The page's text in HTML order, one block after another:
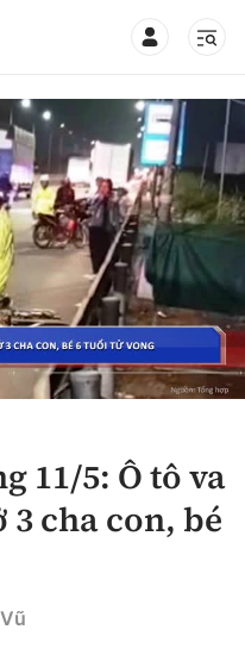
11/5: Ô tô va
3 cha con, bé